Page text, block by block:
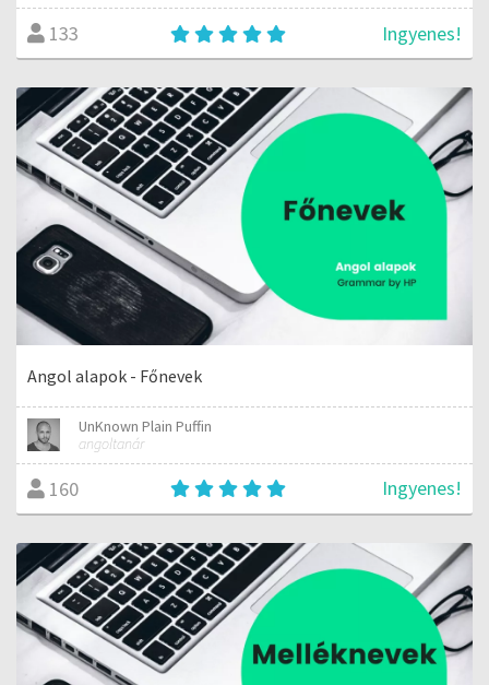
133 Ingyenes!
Angol alapok - Főnevek
UnKnown Plain Puffin
angoltanár
160 Ingyenes!